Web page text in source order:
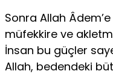
Sonra Allah
müfekkire ve
İnsan bu güçler
Allah, bedendeki